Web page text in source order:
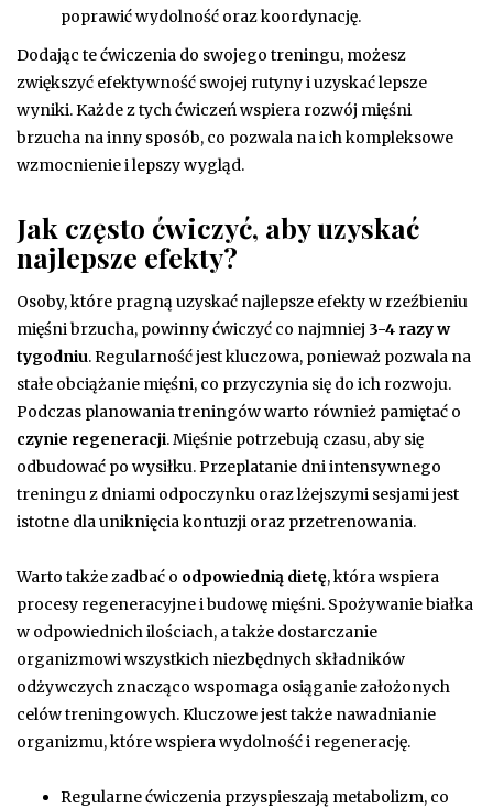
poprawić wydolność oraz koordynację.
Dodając te ćwiczenia do swojego treningu, możesz
zwiększyć efektywność swojej rutyny i uzyskać lepsze
wyniki. Każde z tych ćwiczeń wspiera rozwój mięśni
brzucha na inny sposób, co pozwala na ich kompleksowe
wzmocnienie i lepszy wygląd.
Jak często ćwiczyć, aby uzyskać
najlepsze efekty?
Osoby, które pragną uzyskać najlepsze efekty w rzeźbieniu
mięśni brzucha, powinny ćwiczyć co najmniej 3-4 razy w
tygodniu. Regularność jest kluczowa, ponieważ pozwala na
stałe obciążanie mięśni, co przyczynia się do ich rozwoju.
Podczas planowania treningów warto również pamiętać o
czynie regeneracji. Mięśnie potrzebują czasu, aby się
odbudować po wysiłku. Przeplatanie dni intensywnego
treningu z dniami odpoczynku oraz lżejszymi sesjami jest
istotne dla uniknięcia kontuzji oraz przetrenowania.
Warto także zadbać o odpowiednią dietę, która wspiera
procesy regeneracyjne i budowę mięśni. Spożywanie białka
w odpowiednich ilościach, a także dostarczanie
organizmowi wszystkich niezbędnych składników
odżywczych znacząco wspomaga osiąganie założonych
celów treningowych. Kluczowe jest także nawadnianie
organizmu, które wspiera wydolność i regenerację.
Regularne ćwiczenia przyspieszają metabolizm, co